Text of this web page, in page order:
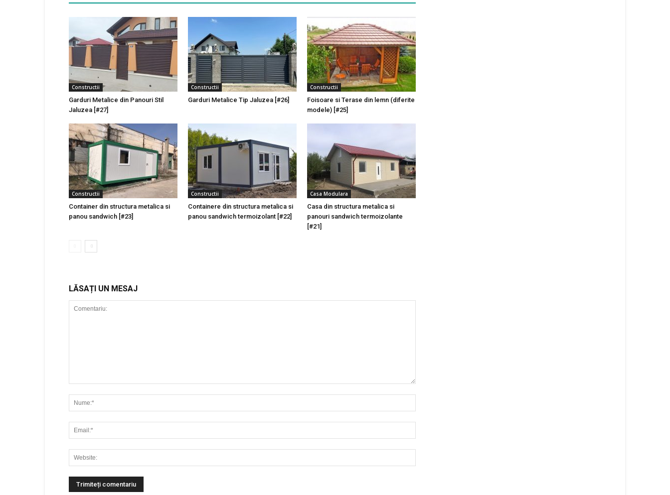
Constructii
Garduri Metalice din Panouri Stil
Jaluzea [#27]
Constructii
Garduri Metalice Tip Jaluzea [#26]
Constructii
Foisoare si Terase din lemn (diferite
modele) [#25]
Constructii
Container din structura metalica si
panou sandwich [#23]
Constructii
Containere din structura metalica si
panou sandwich termoizolant [#22]
Casa Modulara
Casa din structura metalica si
panouri sandwich termoizolante
[#21]
LĂSAȚI UN MESAJ